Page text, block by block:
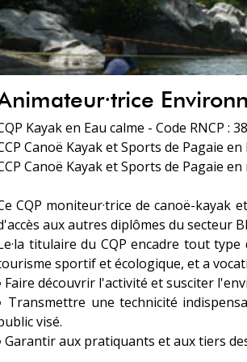
Kayak en Eau calme - Code RNCP :
Canoë Kayak et Sports de Pagaie en
Canoë Kayak et Sports de Pagaie en
CQP moniteur·trice de canoë-kayak
aux autres diplômes du secteur
titulaire du CQP encadre tout
sportif et écologique, et a
Faire découvrir l'activité et susciter
Transmettre une technicité
visé.
Garantir aux pratiquants et aux tiers